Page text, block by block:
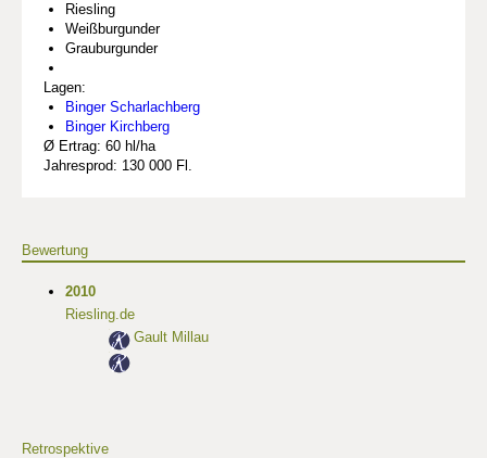
Riesling
Weißburgunder
Grauburgunder
Lagen:
Binger Scharlachberg
Binger Kirchberg
Ø Ertrag: 60 hl/ha
Jahresprod: 130 000 Fl.
Bewertung
2010
Riesling.de
Gault Millau
Retrospektive